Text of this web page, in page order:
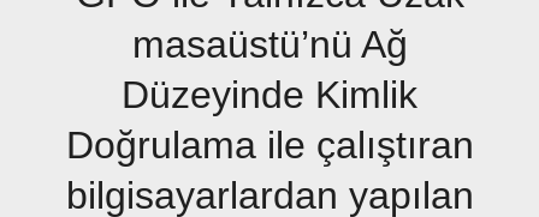
masaüstü’nü Ağ
Düzeyinde Kimlik
Doğrulama ile çalıştıran
bilgisayarlardan yapılan